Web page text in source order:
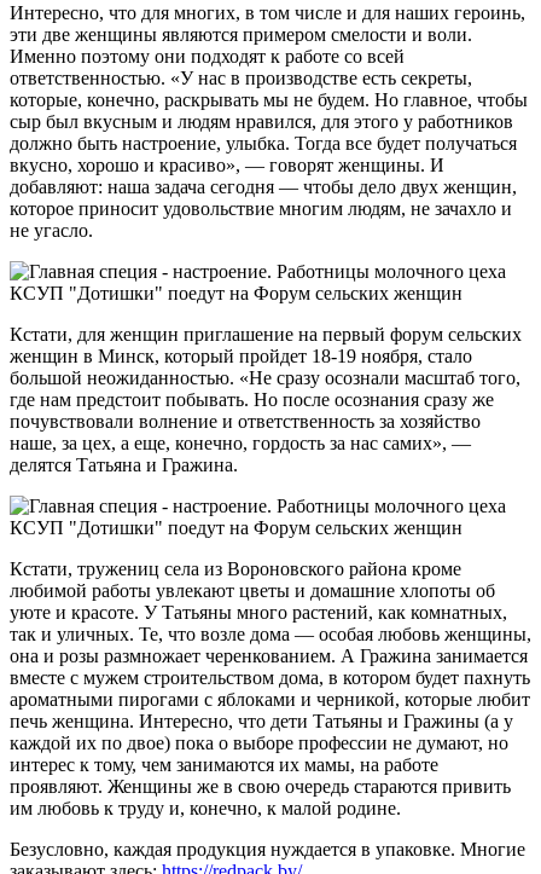
Интересно, что для многих, в том числе и для наших героинь,
эти две женщины являются примером смелости и воли.
Именно поэтому они подходят к работе со всей
ответственностью. «У нас в производстве есть секреты,
которые, конечно, раскрывать мы не будем. Но главное, чтобы
сыр был вкусным и людям нравился, для этого у работников
должно быть настроение, улыбка. Тогда все будет получаться
вкусно, хорошо и красиво», — говорят женщины. И
добавляют: наша задача сегодня — чтобы дело двух женщин,
которое приносит удовольствие многим людям, не зачахло и
не угасло.
Кстати, для женщин приглашение на первый форум сельских
женщин в Минск, который пройдет 18-19 ноября, стало
большой неожиданностью. «Не сразу осознали масштаб того,
где нам предстоит побывать. Но после осознания сразу же
почувствовали волнение и ответственность за хозяйство
наше, за цех, а еще, конечно, гордость за нас самих», —
делятся Татьяна и Гражина.
Кстати, тружениц села из Вороновского района кроме
любимой работы увлекают цветы и домашние хлопоты об
уюте и красоте. У Татьяны много растений, как комнатных,
так и уличных. Те, что возле дома — особая любовь женщины,
она и розы размножает черенкованием. А Гражина занимается
вместе с мужем строительством дома, в котором будет пахнуть
ароматными пирогами с яблоками и черникой, которые любит
печь женщина. Интересно, что дети Татьяны и Гражины (а у
каждой их по двое) пока о выборе профессии не думают, но
интерес к тому, чем занимаются их мамы, на работе
проявляют. Женщины же в свою очередь стараются привить
им любовь к труду и, конечно, к малой родине.
Безусловно, каждая продукция нуждается в упаковке. Многие